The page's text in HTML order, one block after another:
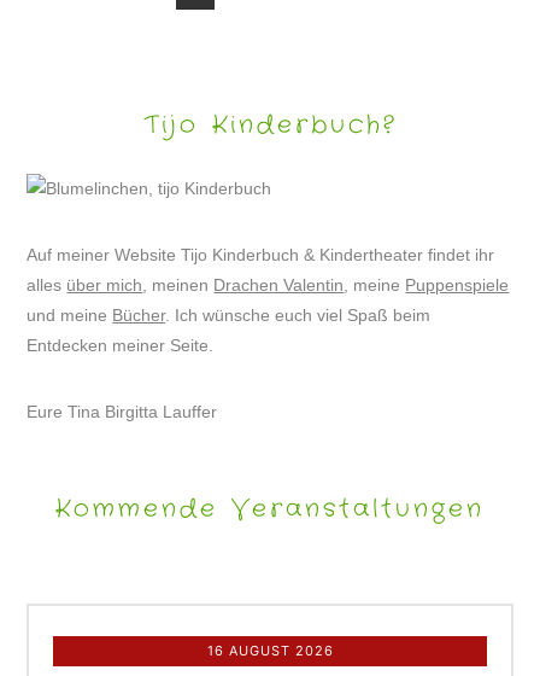
Tijo Kinderbuch?
Auf meiner Website Tijo Kinderbuch & Kindertheater findet ihr
alles über mich , meinen Drachen Valentin , meine Puppenspiele
und meine Bücher. Ich wünsche euch viel Spaß beim
Entdecken meiner Seite.
Eure Tina Birgitta Lauffer
Kommende Veranstaltungen
16 AUGUST 2026